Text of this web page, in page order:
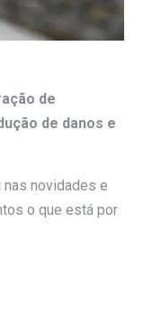
de
de danos e
novidades e
o que está por